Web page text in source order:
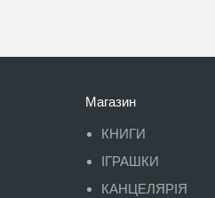
Магазин
КНИГИ
ІГРАШКИ
КАНЦЕЛЯРІЯ